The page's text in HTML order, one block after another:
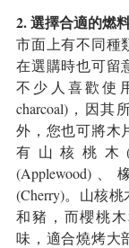
2. 選擇合適的燃
市面上有不同種
在選購時也可留
不少人喜歡使
charcoal)，因其
外，您也可將木
有山核桃木
(Applewood)
(Cherry)。山核
和豬，而櫻桃
味，適合燒烤大